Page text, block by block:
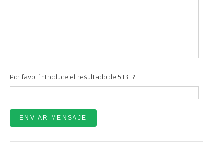
Por favor introduce el resultado de 5+3=?